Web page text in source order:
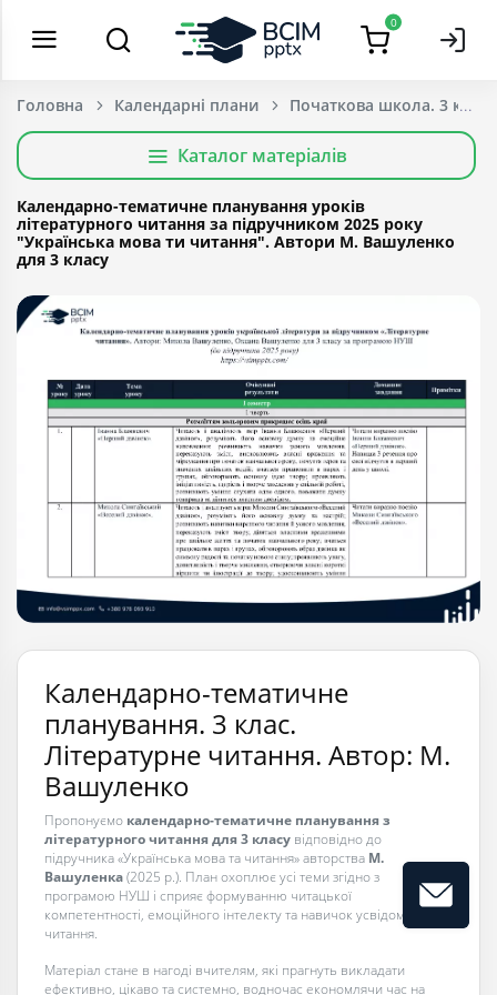
0
Головна Календарні плани Початкова школа. 3 клас
Каталог матеріалів
Календарно-тематичне планування уроків
літературного читання за підручником 2025 року
"Українська мова ти читання". Автори М. Вашуленко
для 3 класу
Календарно-тематичне
планування. 3 клас.
Літературне читання. Автор: М.
Вашуленко
Пропонуємо календарно-тематичне планування з
літературного читання для 3 класу відповідно до
підручника «Українська мова та читання» авторства М.
Вашуленка(2025 р.). План охоплює усі теми згідно з
програмою НУШ і сприяє формуванню читацької
компетентності, емоційного інтелекту та навичок усвідомленого
читання.
Матеріал стане в нагоді вчителям, які прагнуть викладати
ефективно, цікаво та системно, водночас економлячи час на